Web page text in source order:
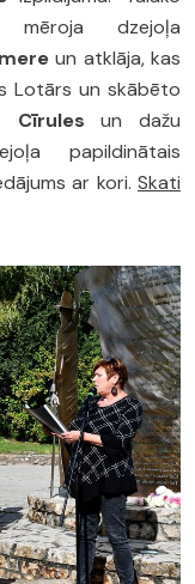
dzejoļa
un atklāja, kas
Lotārs un skābēto
Cīrules un dažu
papildinātais
ar kori. Skati